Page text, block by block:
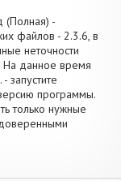
(Полная) -
файлов - 2.3.6, в
неточности
На данное время
запустите
программы.
только нужные